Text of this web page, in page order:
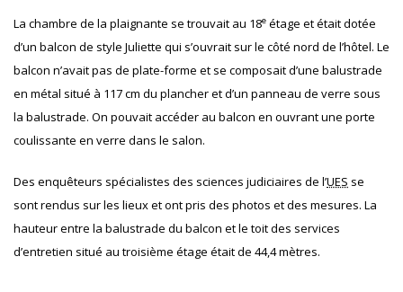
La chambre de la plaignante se trouvait au 18e étage et était dotée
d’un balcon de style Juliette qui s’ouvrait sur le côté nord de l’hôtel. Le
balcon n’avait pas de plate-forme et se composait d’une balustrade
en métal situé à 117 cm du plancher et d’un panneau de verre sous
la balustrade. On pouvait accéder au balcon en ouvrant une porte
coulissante en verre dans le salon.
Des enquêteurs spécialistes des sciences judiciaires de l’UES se
sont rendus sur les lieux et ont pris des photos et des mesures. La
hauteur entre la balustrade du balcon et le toit des services
d’entretien situé au troisième étage était de 44,4 mètres.